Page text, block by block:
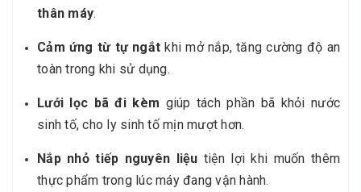
thân máy.
Cảm ứng từ tự ngắt khi mở nắp, tăng cường độ an
toàn trong khi sử dụng.
Lưới lọc bã đi kèm giúp tách phần bã khỏi nước
sinh tố, cho ly sinh tố mịn mượt hơn.
Nắp nhỏ tiếp nguyên liệu tiện lợi khi muốn thêm
thực phẩm trong lúc máy đang vận hành.